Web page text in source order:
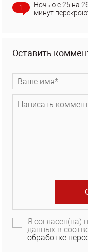
1
Ночью с 25 на
минут
Оставить
Я согласен(на)
данных в
обработке